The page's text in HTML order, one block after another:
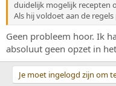
duidelijk mogelijk recepten
Als hij voldoet aan de
Geen probleem hoor. Ik
absoluut geen opzet in
Je moet ingelogd zijn om